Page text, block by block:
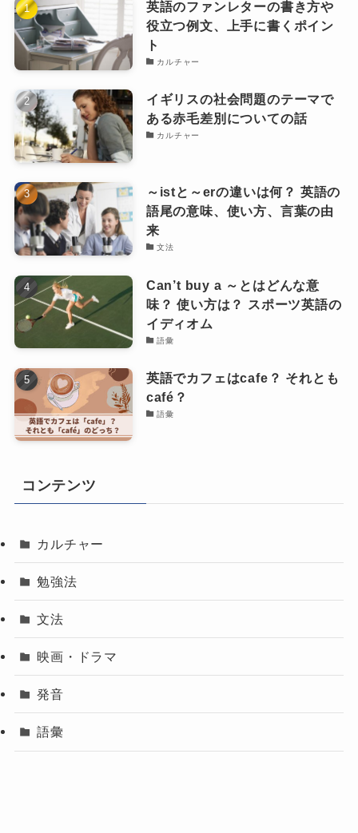
英語のファンレターの書き方や
役立つ例文、上手に書くポイン
ト
カルチャー
イギリスの社会問題のテーマで
ある赤毛差別についての話
カルチャー
～istと～erの違いは何？ 英語の
語尾の意味、使い方、言葉の由
来
文法
Can’t buy a ～とはどんな意
味？ 使い方は？ スポーツ英語の
イディオム
語彙
英語でカフェはcafe？ それとも
café？
語彙
コンテンツ
カルチャー
勉強法
文法
映画・ドラマ
発音
語彙